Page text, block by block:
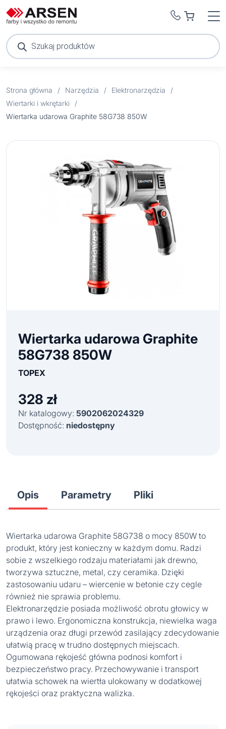
Wyszukiwarka
produktów
Strona główna / Narzędzia / Elektronarzędzia
/
Wiertarki i wkrętarki
/
Wiertarka udarowa Graphite 58G738 850W
Wiertarka udarowa Graphite
58G738 850W
TOPEX
328 zł
Nr katalogowy: 5902062024329
Dostępność: niedostępny
Opis Parametry Pliki
Wiertarka udarowa Graphite 58G738 o mocy 850W to
produkt, który jest konieczny w każdym domu. Radzi
sobie z wszelkiego rodzaju materiałami jak drewno,
tworzywa sztuczne, metal, czy ceramika. Dzięki
zastosowaniu udaru – wiercenie w betonie czy cegle
również nie sprawia problemu.
Elektronarzędzie posiada możliwość obrotu głowicy w
prawo i lewo. Ergonomiczna konstrukcja, niewielka waga
urządzenia oraz długi przewód zasilający zdecydowanie
ułatwią pracę w trudno dostępnych miejscach.
Ogumowana rękojeść główna podnosi komfort i
bezpieczeństwo pracy. Przechowywanie i transport
ułatwia schowek na wiertła ulokowany w dodatkowej
rękojeści oraz praktyczna walizka.